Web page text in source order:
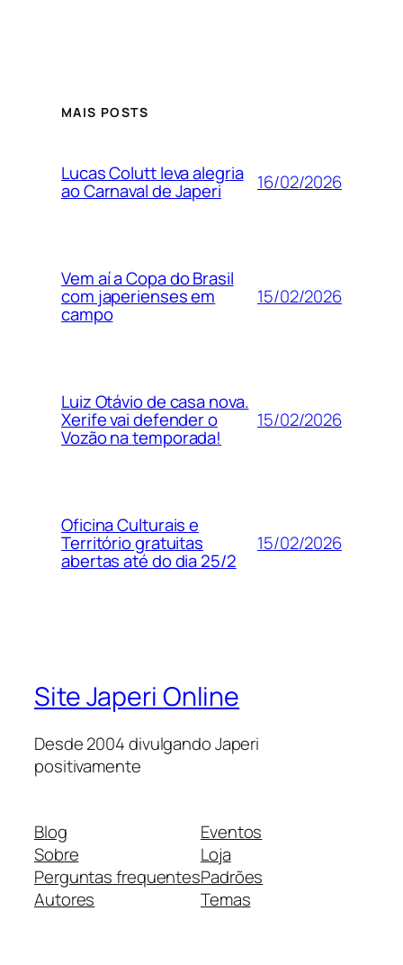
MAIS POSTS
Lucas Colutt leva alegria
ao Carnaval de Japeri 16/02/2026
Vem aí a Copa do Brasil
com japerienses em
campo
15/02/2026
Luiz Otávio de casa nova.
Xerife vai defender o
Vozão na temporada!
15/02/2026
Oficina Culturais e
Território gratuitas
abertas até do dia 25/2
15/02/2026
Site Japeri Online
Desde 2004 divulgando Japeri
positivamente
Blog
Sobre
Perguntas frequentes
Autores
Eventos
Loja
Padrões
Temas